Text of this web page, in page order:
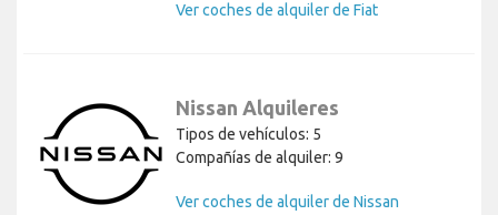
Ver coches de alquiler de Fiat
Nissan Alquileres
Tipos de vehículos: 5
Compañías de alquiler: 9
Ver coches de alquiler de Nissan